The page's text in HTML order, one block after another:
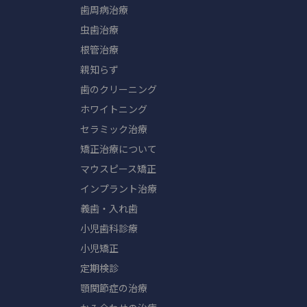
歯周病治療
虫歯治療
根管治療
親知らず
歯のクリーニング
ホワイトニング
セラミック治療
矯正治療について
マウスピース矯正
インプラント治療
義歯・入れ歯
小児歯科診療
小児矯正
定期検診
顎関節症の治療